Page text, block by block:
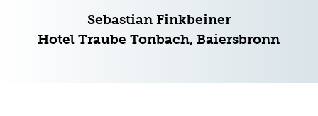
Sebastian Finkbeiner
Hotel Traube Tonbach, Baiersbronn